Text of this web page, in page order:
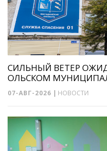
СИЛЬНЫЙ ВЕТЕР
ОЛЬСКОМ
07-АВГ-2026 | НОВОСТИ